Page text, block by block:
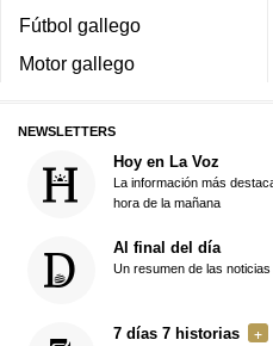
Fútbol gallego
Motor gallego
NEWSLETTERS
Hoy en La Voz
La información más
hora de la mañana
Al final del día
Un resumen de las
7 días 7 historias